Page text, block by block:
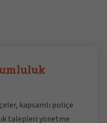
kapsamlı poliçe
talepleri yönetme